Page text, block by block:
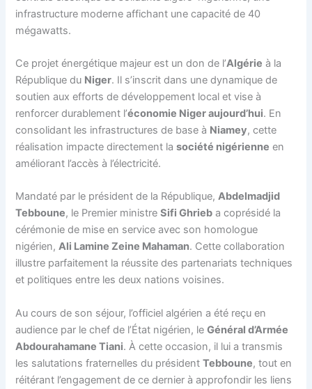
infrastructure moderne affichant une capacité de 40
mégawatts.
Ce projet énergétique majeur est un don de l’Algérie à la
République du Niger. Il s’inscrit dans une dynamique de
soutien aux efforts de développement local et vise à
renforcer durablement l’économie Niger aujourd’hui. En
consolidant les infrastructures de base à Niamey, cette
réalisation impacte directement lasociété nigérienne en
améliorant l’accès à l’électricité.
Mandaté par le président de la République,Abdelmadjid
Tebboune, le Premier ministreSifi Ghrieb a coprésidé la
cérémonie de mise en service avec son homologue
nigérien,Ali Lamine Zeine Mahaman. Cette collaboration
illustre parfaitement la réussite des partenariats techniques
et politiques entre les deux nations voisines.
Au cours de son séjour, l’officiel algérien a été reçu en
audience par le chef de l’État nigérien, leGénéral d’Armée
Abdourahamane Tiani. À cette occasion, il lui a transmis
les salutations fraternelles du présidentTebboune, tout en
réitérant l’engagement de ce dernier à approfondir les liens